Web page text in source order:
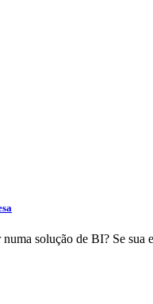
solução de BI? Se sua